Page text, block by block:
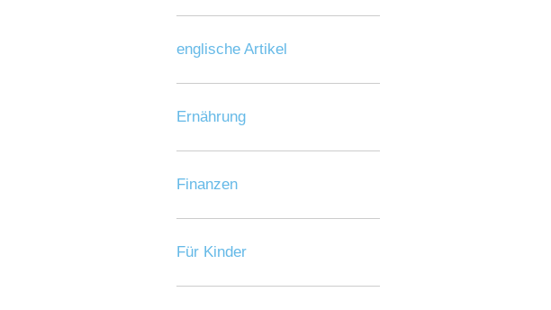
englische Artikel
Ernährung
Finanzen
Für Kinder